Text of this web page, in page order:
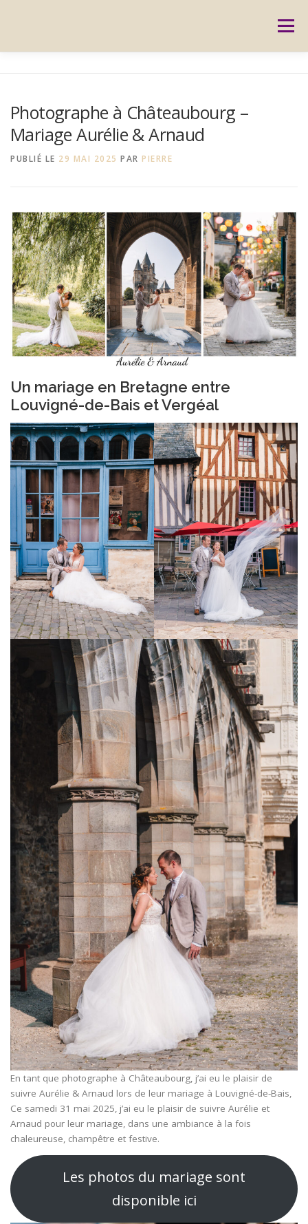
Menu
RÉSERVATION GALERIE BLOG
Photographe à Châteaubourg –
Mariage Aurélie & Arnaud
PUBLIÉ LE 29 MAI 2025 PAR PIERRE
Un mariage en Bretagne entre
Louvigné-de-Bais et Vergéal
En tant que photographe à Châteaubourg, j’ai eu le plaisir de
suivre Aurélie & Arnaud lors de leur mariage à Louvigné-de-Bais,
Ce samedi 31 mai 2025, j’ai eu le plaisir de suivre Aurélie et
Arnaud pour leur mariage, dans une ambiance à la fois
chaleureuse, champêtre et festive.
Les photos du mariage sont
disponible ici